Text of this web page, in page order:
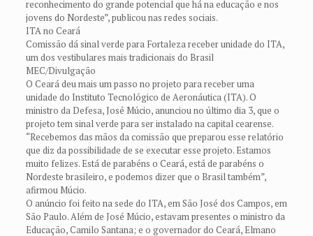
reconhecimento do grande potencial que há na educação e nos
jovens do Nordeste”, publicou nas redes sociais.
ITA no Ceará
Comissão dá sinal verde para Fortaleza receber unidade do ITA,
um dos vestibulares mais tradicionais do Brasil
MEC/Divulgação
O Ceará deu mais um passo no projeto para receber uma
unidade do Instituto Tecnológico de Aeronáutica (ITA). O
ministro da Defesa, José Múcio, anunciou no último dia 3, que o
projeto tem sinal verde para ser instalado na capital cearense.
“Recebemos das mãos da comissão que preparou esse relatório
que diz da possibilidade de se executar esse projeto. Estamos
muito felizes. Está de parabéns o Ceará, está de parabéns o
Nordeste brasileiro, e podemos dizer que o Brasil também”,
afirmou Múcio.
O anúncio foi feito na sede do ITA, em São José dos Campos, em
São Paulo. Além de José Múcio, estavam presentes o ministro da
Educação, Camilo Santana; e o governador do Ceará, Elmano